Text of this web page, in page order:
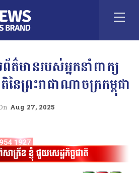
ត៌មានរបស់អ្នកនាំពាក្យ
ៃព្រះរាជាណាចក្រកម្ពុជា
Aug 27, 2025